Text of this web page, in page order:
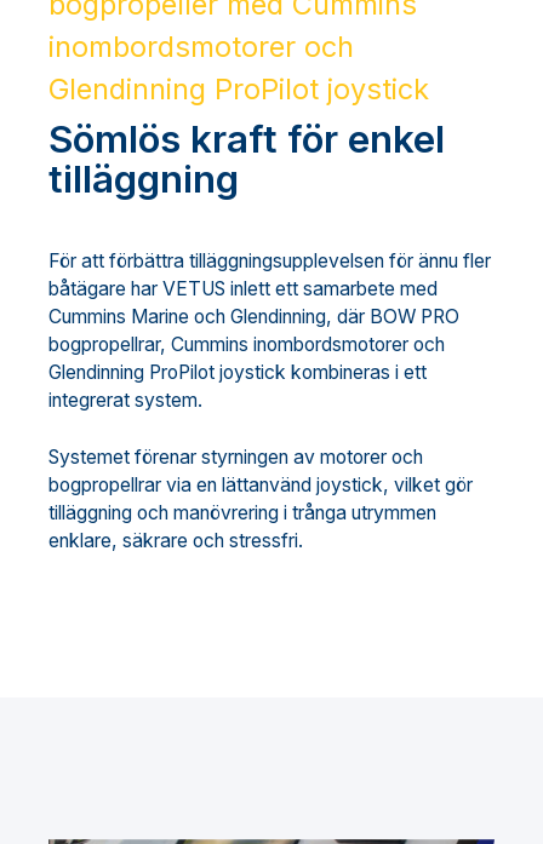
inombordsmotorer och
Glendinning ProPilot joystick
Sömlös kraft för enkel
tilläggning
För att förbättra tilläggningsupplevelsen för ännu fler
båtägare har VETUS inlett ett samarbete med
Cummins Marine och Glendinning, där BOW PRO
bogpropellrar, Cummins inombordsmotorer och
Glendinning ProPilot joystick kombineras i ett
integrerat system.
Systemet förenar styrningen av motorer och
bogpropellrar via en lättanvänd joystick, vilket gör
tilläggning och manövrering i trånga utrymmen
enklare, säkrare och stressfri.